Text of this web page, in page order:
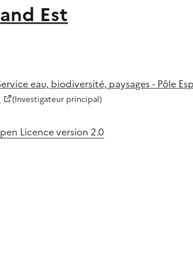
Est
eau, biodiversité, paysages - Pôle
(Investigateur principal)
Licence version 2.0